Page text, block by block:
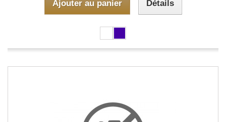
Ajouter au panier Détails